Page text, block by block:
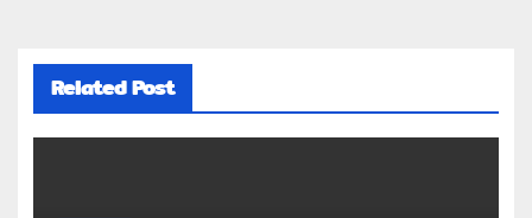
Related Post